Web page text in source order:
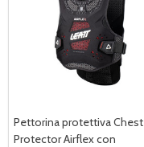
Pettorina protettiva Chest
Protector Airflex con